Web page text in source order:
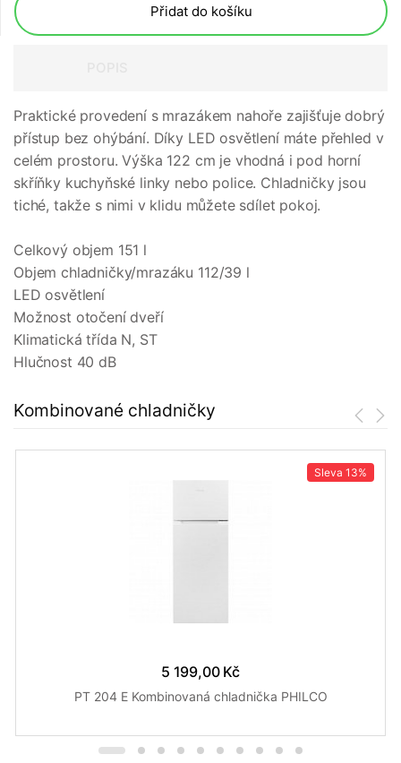
Přidat do košíku
Praktické provedení s mrazákem nahoře zajišťuje dobrý
přístup bez ohýbání. Díky LED osvětlení máte přehled v
celém prostoru. Výška 122 cm je vhodná i pod horní
skříňky kuchyňské linky nebo police. Chladničky jsou
tiché, takže s nimi v klidu můžete sdílet pokoj.
Celkový objem 151 l
Objem chladničky/mrazáku 112/39 l
LED osvětlení
Možnost otočení dveří
Klimatická třída N, ST
Hlučnost 40 dB
Kombinované chladničky
Sleva 13%
5 199,00 Kč
PT 204 E Kombinovaná chladnička PHILCO